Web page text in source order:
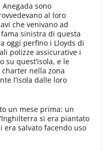
sono
al loro
che venivano ad
sinistra di questa
oggi perfino i Lloyds di
poliz­ze assicurative i
quest’isola, e le
nella zona
l’isola dalle loro
un mese prima: un
si era piantato
era salvato facendo uso